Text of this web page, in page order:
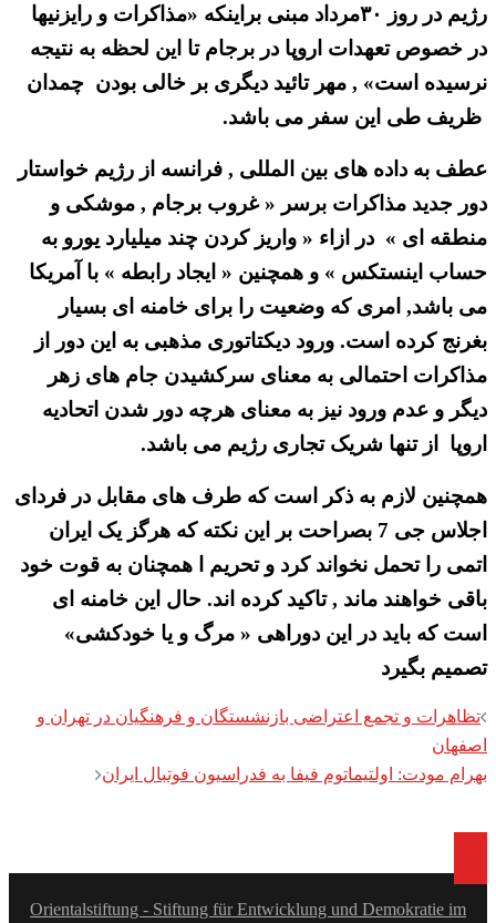
رژیم در روز ۳۰مرداد مبنی براینکه «مذاکرات و رایزنیها
در خصوص تعهدات اروپا در برجام تا این لحظه به نتیجه
نرسیده است» , مهر تائید دیگری بر خالی بودن چمدان
ظریف طی این سفر می باشد.
عطف به داده های بین المللی , فرانسه از رژیم خواستار
دور جدید مذاکرات برسر « غروب برجام , موشکی و
منطقه ای » در ازاء « واریز کردن چند میلیارد یورو به
حساب اینستکس » و همچنین « ایجاد رابطه » با آمریکا
می باشد, امری که وضعیت را برای خامنه ای بسیار
بغرنج کرده است. ورود دیکتاتوری مذهبی به این دور از
مذاکرات احتمالی به معنای سرکشیدن جام های زهر
دیگر و عدم ورود نیز به معنای هرچه دور شدن اتحادیه
اروپا از تنها شریک تجاری رژیم می باشد.
همچنین لازم به ذکر است که طرف های مقابل در فردای
اجلاس جی 7 بصراحت بر این نکته که هرگز یک ایران
اتمی را تحمل نخواند کرد و تحریم ا همچنان به قوت خود
باقی خواهند ماند , تاکید کرده اند. حال این خامنه ای
است که باید در این دوراهی « مرگ و یا خودکشی»
تصمیم بگیرد
Post
navigation
تظاهرات و تجمع اعتراضی بازنشستگان و فرهنگیان در تهران و
اصفهان
بهرام مودت: اولتیماتوم فیفا به فدراسیون فوتبال ایران
Orientalstiftung - Stiftung für Entwicklung und Demokratie im